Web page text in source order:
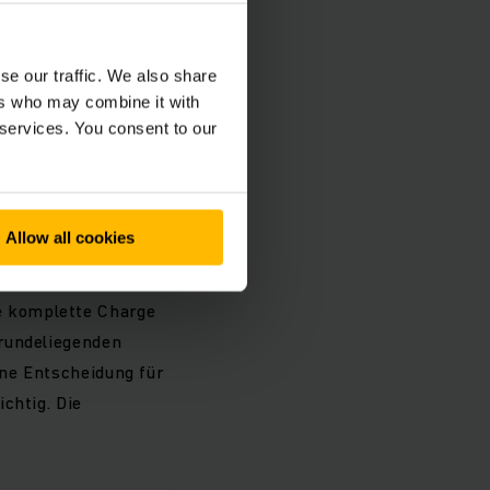
our traffic. We also share
who may combine it with
You consent to our
Allow all cookies
nach FiFo ein-
der Anfahrt den
Staplers
Charge
Entscheidung für
Die